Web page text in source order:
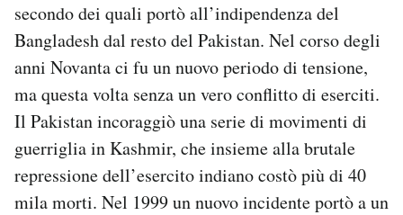
secondo dei quali portò all’indipendenza del
Bangladesh dal resto del Pakistan. Nel corso degli
anni Novanta ci fu un nuovo periodo di tensione,
ma questa volta senza un vero conflitto di eserciti.
Il Pakistan incoraggiò una serie di movimenti di
guerriglia in Kashmir, che insieme alla brutale
repressione dell’esercito indiano costò più di 40
mila morti. Nel 1999 un nuovo incidente portò a un